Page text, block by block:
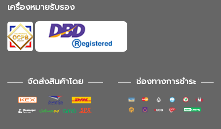
เครื่องหมายรับรอง
จัดส่งสินค้าโดย ช่องทางการชำระ